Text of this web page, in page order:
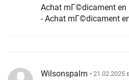
Achat mГ©dicament en
- Achat mГ©dicament
Wilsonspalm • 21.02.2025